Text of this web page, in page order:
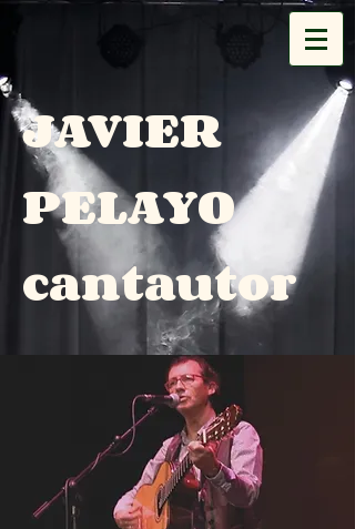
JAVIER
PELAYO
cantautor